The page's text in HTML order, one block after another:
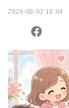
2026-08-03 18:04